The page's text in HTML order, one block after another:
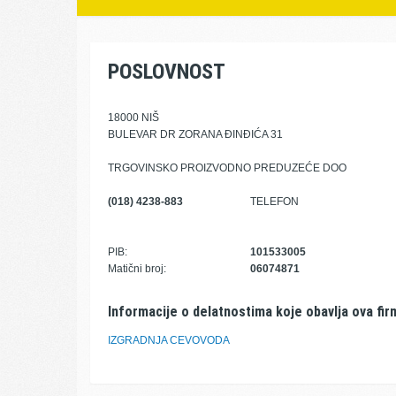
POSLOVNOST
18000 NIŠ
BULEVAR DR ZORANA ĐINĐIĆA 31
TRGOVINSKO PROIZVODNO PREDUZEĆE DOO
(018) 4238-883 TELEFON
PIB:
101533005
Matični broj:
06074871
Informacije o delatnostima koje obavlja ova
IZGRADNJA CEVOVODA